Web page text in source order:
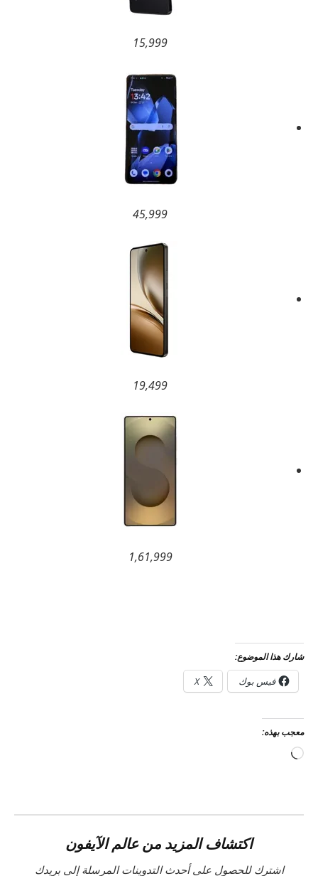
15,999
45,999
19,499
1,61,999
شارك هذا الموضوع:
فيس بوك X
معجب بهذه:
جاري
اكتشاف المزيد من عالم الآيفون
اشترك للحصول على أحدث التدوينات المرسلة إلى بريدك